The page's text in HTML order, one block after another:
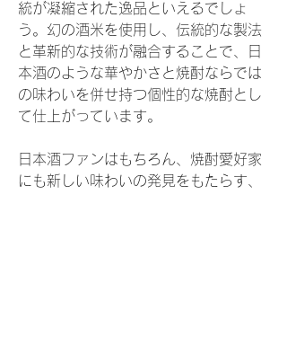
統が凝縮された逸品といえるでしょ
う。幻の酒米を使用し、伝統的な製法
と革新的な技術が融合することで、日
本酒のような華やかさと焼酎ならでは
の味わいを併せ持つ個性的な焼酎とし
て仕上がっています。
日本酒ファンはもちろん、焼酎愛好家
にも新しい味わいの発見をもたらす、